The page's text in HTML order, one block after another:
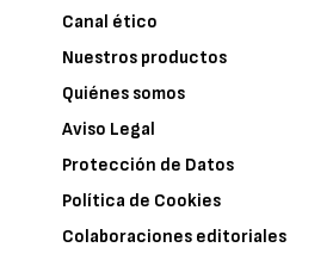
Canal ético
Nuestros productos
Quiénes somos
Aviso Legal
Protección de Datos
Política de Cookies
Colaboraciones editoriales